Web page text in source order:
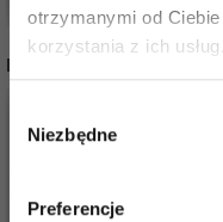
otrzymanymi od
korzystania z ich usług.
zgody
Niezbędne
Preferencje
INNI TEŻ WIDZIELI
miłośników
dostęp do